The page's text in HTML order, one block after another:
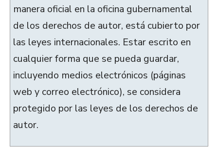
manera oficial en la oficina gubernamental
de los derechos de autor, está cubierto por
las leyes internacionales. Estar escrito en
cualquier forma que se pueda guardar,
incluyendo medios electrónicos (páginas
web y correo electrónico), se considera
protegido por las leyes de los derechos de
autor.